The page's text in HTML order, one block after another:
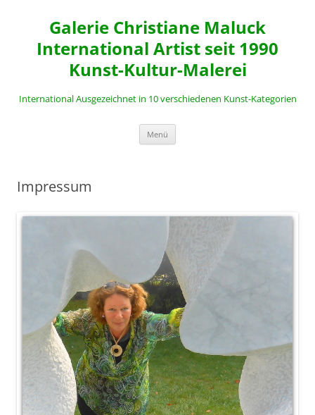
springenGalerie Christiane Maluck
International Artist seit 1990
Kunst-Kultur-Malerei
International Ausgezeichnet in 10 verschiedenen Kunst-Kategorien
Menü
Impressum